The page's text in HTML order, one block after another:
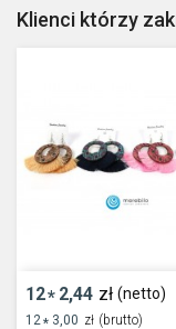
Klienci którzy
12* 2,44 zł (netto)
12* 3,00 zł (brutto)